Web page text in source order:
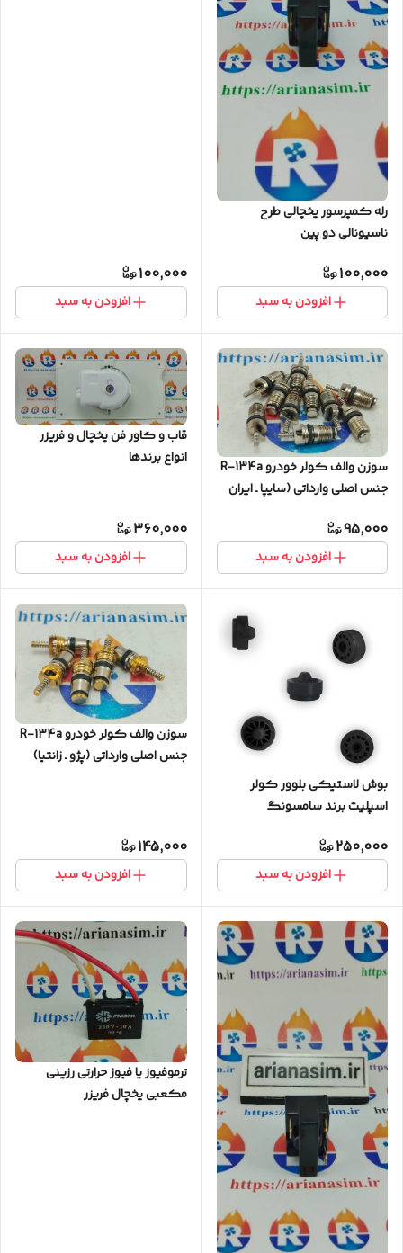
رله کمپرسور یخچالی طرح
ناسیونالی دو پین
100,000
افزودن به سبد
100,000
افزودن به سبد
سوزن والف کولر خودرو R-134a
جنس اصلی وارداتی (سایپا ـ ایران
95,000
افزودن به سبد
قاب و کاور فن یخچال و فریزر
انواع برندها
360,000
افزودن به سبد
بوش لاستیکی بلوور کولر
اسپلیت برند سامسونگ
250,000
افزودن به سبد
سوزن والف کولر خودرو R-134a
جنس اصلی وارداتی (پژو ـ زانتیا)
145,000
افزودن به سبد
ترموفیوز یا فیوز حرارتی رزینی
مکعبی یخچال فریزر